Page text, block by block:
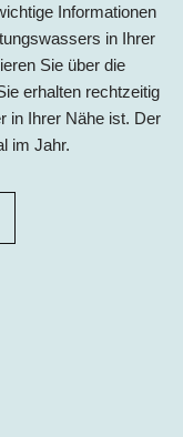
Informationen
in Ihrer
Sie über die
erhalten rechtzeitig
in Ihrer Nähe ist. Der
im Jahr.